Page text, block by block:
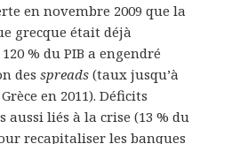
en novembre 2009 que la
grecque était déjà
% du PIB a engendré
desspreads(taux jusqu’à
en 2011). Déficits
aussi liés à la crise (13 % du
recapitaliser les banques